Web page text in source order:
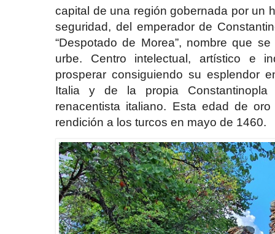
capital de una región gobernada por un
seguridad, del emperador de
“Despotado de Morea”, nombre que
urbe. Centro intelectual, artístico e
prosperar consiguiendo su esplendor
Italia y de la propia
renacentista italiano. Esta edad de
rendición a los turcos en mayo de 1460.